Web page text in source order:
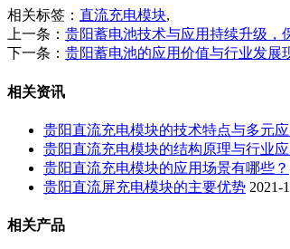
相关标签： 直流充电模块,
上一条： 贵阳蓄电池技术与应用持续升级，
下一条： 贵阳蓄电池的应用价值与行业发展
相关资讯
贵阳直流充电模块的技术特点与多元
贵阳直流充电模块的结构原理与行业
贵阳直流充电模块的应用场景有哪些？
贵阳直流屏充电模块的主要优势 2021-
相关产品